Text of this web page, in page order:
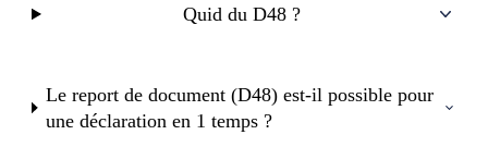
Quid du D48 ?
Le report de document (D48) est-il possible pour
une déclaration en 1 temps ?